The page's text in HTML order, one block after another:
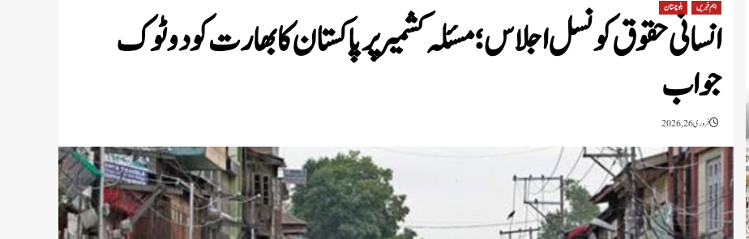
اہم خبریں بلوچستان
انسانی حقوق کونسل اجلاس؛ مسئلہ کشمیر پر پاکستان کا بھارت کو دوٹوک
جواب
فروری 26, 2026